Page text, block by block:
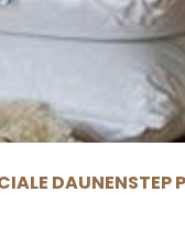
DAUNENSTEP